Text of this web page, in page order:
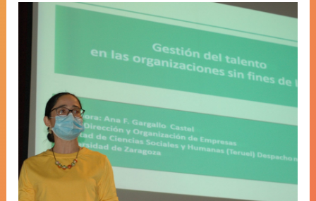
Dr Ana Gargallo Castel. ‘Talent
management in non-profit
organizations: a reference to sports’
￼ ￼